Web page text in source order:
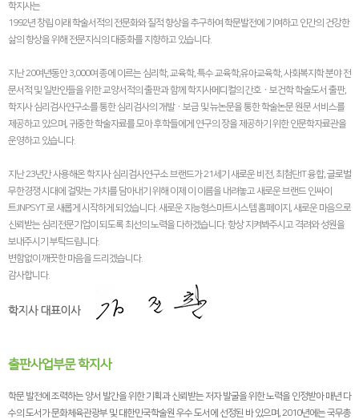
학지사는
1992년 창립 이래 학술서적의 전문화와 질적 향상을 추구하여 학문발전에 기여하고 인간의 건강한
삶의 향상을 위해 전문지식의 대중화를 지향하고 있습니다.
지난 20여년동안 3,000여 종에 이르는 심리학, 교육학, 특수 교육학,유아교육학, 사회복지학 분야 전
문서적 및 일반인들을 위한 교양서적의 출판과 함께 학지사메디컬의 간호ㆍ보건학 학술도서 출판,
학지사 심리검사연구소를 통한 심리검사의 개발ㆍ보급 및 뉴논문을 통한 학술논문 원문 서비스를
제공하고 있으며, 귀중한 학술자료를 모아 후학들에게 연구의 장을 제공하기 위한 인문학자료관을
운영하고 있습니다.
지난 23년간 사용해온 학지사 심리검사연구소 브랜드가 21세기 새로운 비전, 최첨단IT 융합, 글로벌
무한경쟁 시대에 걸맞는 가치를 담아내기 위해 이제 이 이름을 내려놓고 새로운 브랜드 인싸이
트;INPSYT 로 새롭게 시작하게 되었습니다. 새로운 지능형스마트시스템 홈페이지, 새로운 마음으로
신뢰받는 심리전문기업이 되도록 최선의 노력을 다하겠습니다. 항상 지켜봐주시고 격려와 성원을
보내주시기 부탁드립니다.
변함없이 깨끗한 마음을 드리겠습니다.
감사합니다.
출판사업부문 학지사
학문 발전에 조력하는 양서 발간을 위한 기획과 신뢰받는 저자 발굴을 위한 노력을 인정받아 매년 다
수의 도서가 문화체육관광부 및 대한민국학술원 우수 도서에 선정된 바 있으며, 2010년에는 국무총